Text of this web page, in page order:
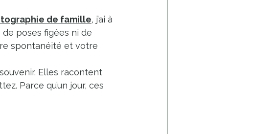
de famille, j’ai à
poses figées ni de
spontanéité et votre
Elles racontent
Parce qu’un jour, ces